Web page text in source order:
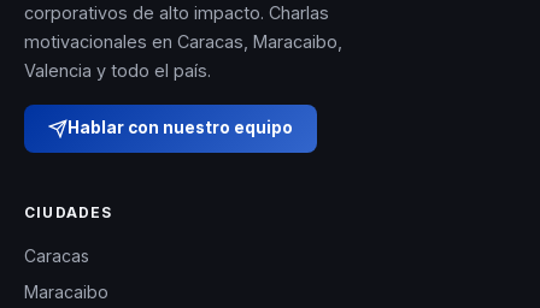
corporativos de alto impacto. Charlas
motivacionales en Caracas, Maracaibo,
Valencia y todo el país.
Hablar con nuestro equipo
CIUDADES
Caracas
Maracaibo